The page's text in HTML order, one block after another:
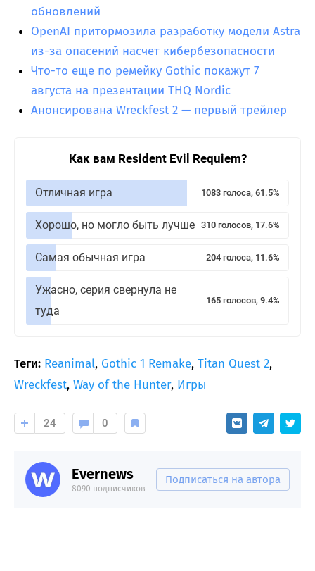
обновлений
OpenAI притормозила разработку модели Astra
из-за опасений насчет кибербезопасности
Что-то еще по ремейку Gothic покажут 7
августа на презентации THQ Nordic
Анонсирована Wreckfest 2 — первый трейлер
Как вам Resident Evil Requiem?
Отличная игра 1083 голоса, 61.5%
Хорошо, но могло быть лучше 310 голосов, 17.6%
Самая обычная игра 204 голоса, 11.6%
Ужасно, серия свернула не
туда
165 голосов, 9.4%
Теги: Reanimal, Gothic 1 Remake, Titan Quest 2,
Wreckfest, Way of the Hunter, Игры
24 0
Evernews
8090 подписчиков
Подписаться на автора